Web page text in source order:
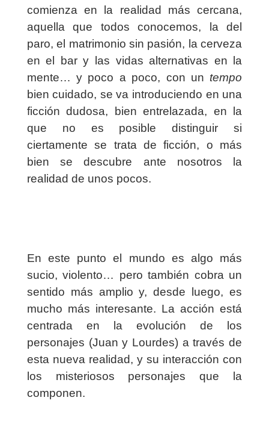
comienza en la realidad más cercana,
aquella que todos conocemos, la del
paro, el matrimonio sin pasión, la cerveza
en el bar y las vidas alternativas en la
mente… y poco a poco, con un tempo
bien cuidado, se va introduciendo en una
ficción dudosa, bien entrelazada, en la
que no es posible distinguir si
ciertamente se trata de ficción, o más
bien se descubre ante nosotros la
realidad de unos pocos.
En este punto el mundo es algo más
sucio, violento… pero también cobra un
sentido más amplio y, desde luego, es
mucho más interesante. La acción está
centrada en la evolución de los
personajes (Juan y Lourdes) a través de
esta nueva realidad, y su interacción con
los misteriosos personajes que la
componen.